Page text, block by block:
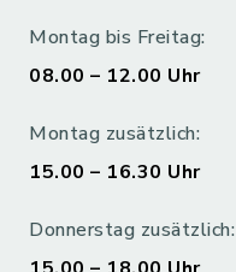
Montag bis Freitag:
08.00 – 12.00 Uhr
Montag zusätzlich:
15.00 – 16.30 Uhr
Donnerstag zusätzlich: